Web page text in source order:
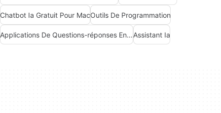
Chatbot Ia Gratuit Pour MacOutils De Programmation
Applications De Questions-réponses En Intelligence ArtificielleAssistant Ia